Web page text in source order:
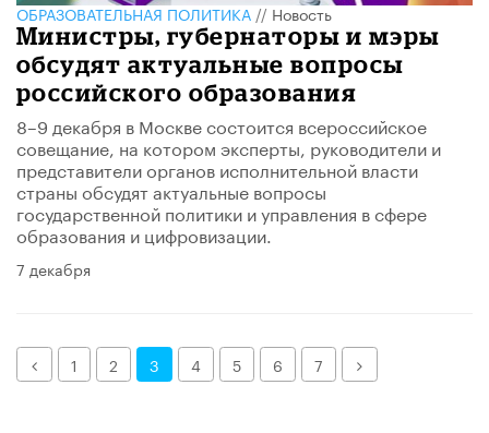
ОБРАЗОВАТЕЛЬНАЯ ПОЛИТИКА // Новость
Министры, губернаторы и мэры
обсудят актуальные вопросы
российского образования
8–9 декабря в Москве состоится всероссийское
совещание, на котором эксперты, руководители и
представители органов исполнительной власти
страны обсудят актуальные вопросы
государственной политики и управления в сфере
образования и цифровизации.
7 декабря
Назад1 2 3 4 5 6 7 Далее